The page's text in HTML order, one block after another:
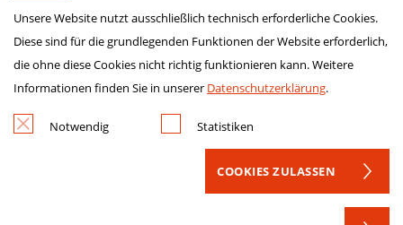
Impressum
Datenschutz
Kontakt
Hinweisgeberschutzgesetz
Unsere Website nutzt ausschließlich technisch erforderliche Cookies.
Diese sind für die grundlegenden Funktionen der Website erforderlich,
die ohne diese Cookies nicht richtig funktionieren kann. Weitere
Informationen finden Sie in unserer Datenschutzerklärung.
Notwendig Statistiken
COOKIES ZULASSEN